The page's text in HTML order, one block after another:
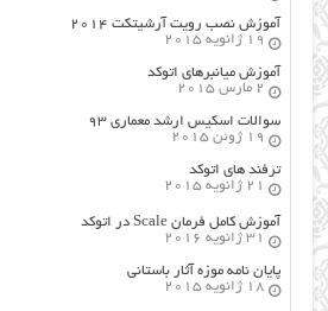
آموزش نصب رویت آرشیتکت ۲۰۱۴
19 ژانویه 2015
آموزش میانبرهای اتوکد
2 مارس 2015
سوالات اسکیس ارشد معماری ۹۳
19 ژوئن 2015
ترفند های اتوکد
21 ژانویه 2015
آموزش کامل فرمان Scale در اتوکد
31 ژانویه 2016
پایان نامه موزه آثار باستانی
18 ژانویه 2015